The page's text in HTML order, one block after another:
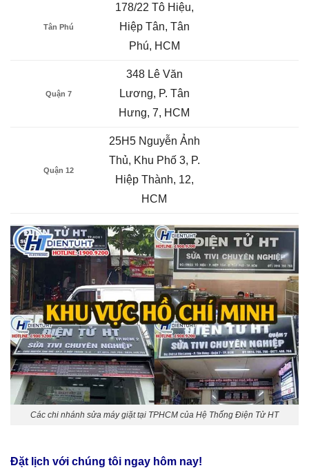
Tân Phú
178/22 Tô Hiệu,
Hiệp Tân, Tân
Phú, HCM
Quận 7
348 Lê Văn
Lương, P. Tân
Hưng, 7, HCM
Quận 12
25H5 Nguyễn Ảnh
Thủ, Khu Phố 3, P.
Hiệp Thành, 12,
HCM
Các chi nhánh sửa máy giặt tại TPHCM của Hệ Thống Điện Tử HT
Đặt lịch với chúng tôi ngay hôm nay!